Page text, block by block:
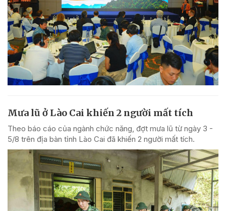
Mưa lũ ở Lào Cai khiến 2 người mất tích
Theo báo cáo của ngành chức năng, đợt mưa lũ từ ngày 3 -
5/8 trên địa bàn tỉnh Lào Cai đã khiến 2 người mất tích.